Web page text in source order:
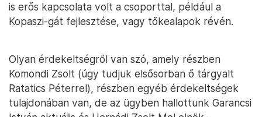
is erős kapcsolata volt a csoporttal, például a
Kopaszi-gát fejlesztése, vagy tőkealapok révén.
Olyan érdekeltségről van szó, amely részben
Komondi Zsolt (úgy tudjuk elsősorban ő tárgyalt
Ratatics Péterrel), részben egyéb érdekeltségek
tulajdonában van, de az ügyben hallottunk Garancsi